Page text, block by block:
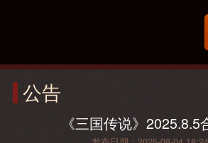
公告
《三国传说》2025.8.5